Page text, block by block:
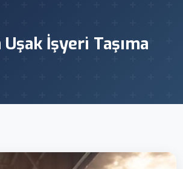
İşyeri Taşıma